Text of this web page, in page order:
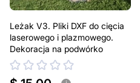
Leżak V3. Pliki DXF do cięcia
laserowego i plazmowego.
Dekoracja na podwórko